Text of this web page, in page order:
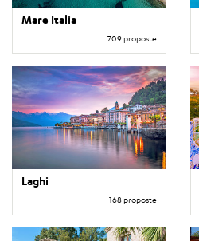
Mare Italia
709 proposte
Laghi
168 proposte